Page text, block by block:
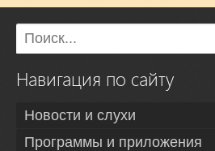
Навигация по сайту
Новости и слухи
Программы и приложения